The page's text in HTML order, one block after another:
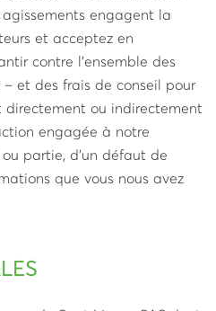
engagent la
et acceptez en
contre l’ensemble des
– et des frais de conseil pour
directement ou indirectement
engagée à notre
partie, d’un défaut de
que vous nous avez